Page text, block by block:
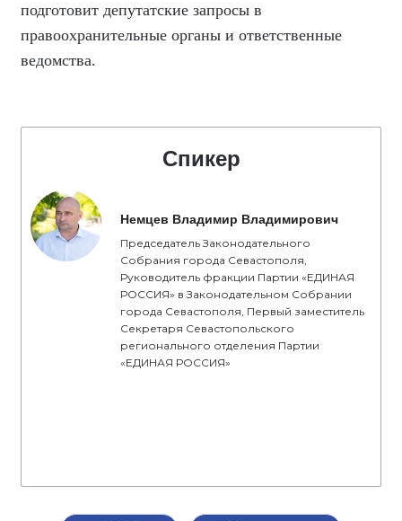
подготовит депутатские запросы в
правоохранительные органы и ответственные
ведомства.
Спикер
Немцев Владимир Владимирович
Председатель Законодательного
Собрания города Севастополя,
Руководитель фракции Партии «ЕДИНАЯ
РОССИЯ» в Законодательном Собрании
города Севастополя, Первый заместитель
Секретаря Севастопольского
регионального отделения Партии
«ЕДИНАЯ РОССИЯ»